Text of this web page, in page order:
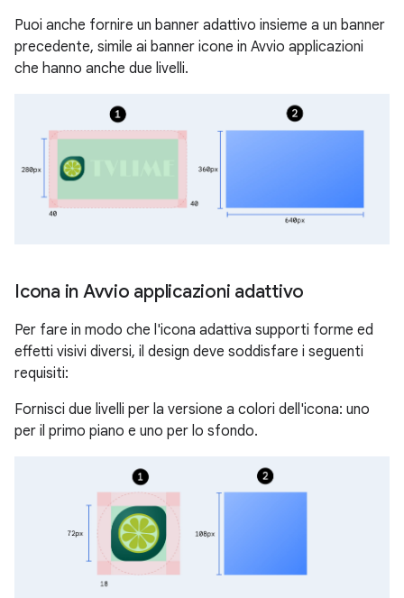
Puoi anche fornire un banner adattivo insieme a un banner
precedente, simile ai banner icone in Avvio applicazioni
che hanno anche due livelli.
Icona in Avvio applicazioni adattivo
Per fare in modo che l'icona adattiva supporti forme ed
effetti visivi diversi, il design deve soddisfare i seguenti
requisiti:
Fornisci due livelli per la versione a colori dell'icona: uno
per il primo piano e uno per lo sfondo.